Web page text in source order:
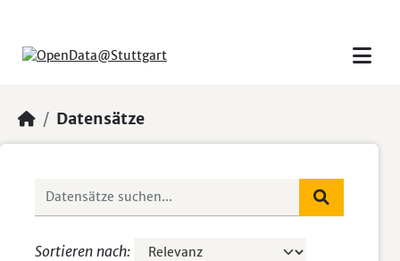
Datensätze
Sortieren nach